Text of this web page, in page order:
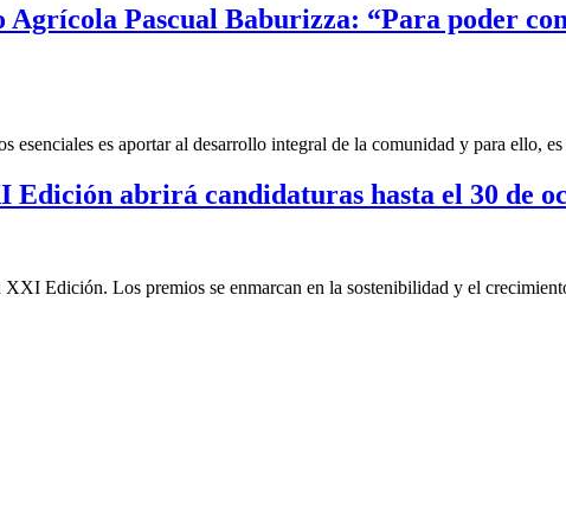
Pascual Baburizza: “Para poder
es aportar al desarrollo integral de la comunidad y para ello,
Edición abrirá candidaturas hasta el 30 de
Edición. Los premios se enmarcan en la sostenibilidad y el